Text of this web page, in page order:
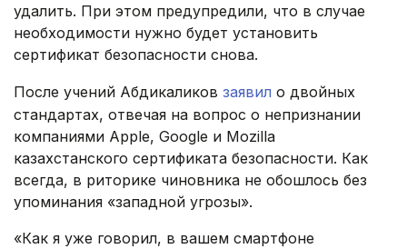
удалить. При этом предупредили, что в случае
необходимости нужно будет установить
сертификат безопасности снова.
После учений Абдикаликов заявил о двойных
стандартах, отвечая на вопрос о непризнании
компаниями Apple, Google и Mozilla
казахстанского сертификата безопасности. Как
всегда, в риторике чиновника не обошлось без
упоминания «западной угрозы».
«Как я уже говорил, в вашем смартфоне